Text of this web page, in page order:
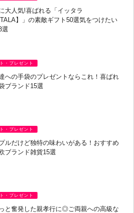
大人気!喜ばれる「イッタラ
】」の素敵ギフト50選気をつけたい
選
・プレゼント
への手袋のプレゼントならこれ！喜ばれ
ブランド15選
・プレゼント
ルだけど独特の味わいがある！おすすめ
ブランド雑貨15選
・プレゼント
と奮発した親孝行に◎ご両親への高級な